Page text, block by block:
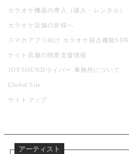
カラオケ機器の導入（購入・レンタル）
カラオケ店舗の皆様へ
スマホアプリ向け カラオケ採点機能SDK
ナイト店舗の開業支援情報
JOYSOUNDライバー 事務所について
Global Site
サイトマップ
アーティスト